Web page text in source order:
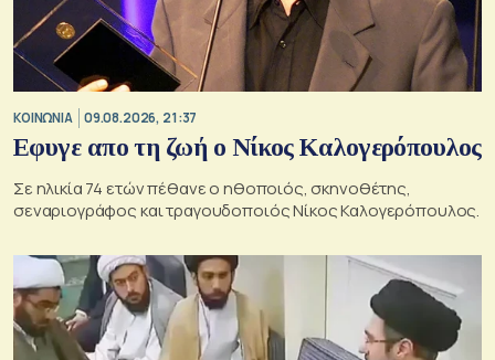
ΚΟΙΝΩΝΙΑ 09.08.2026, 21:37
Εφυγε απο τη ζωή ο Νίκος Καλογερόπουλος
Σε ηλικία 74 ετών πέθανε ο ηθοποιός, σκηνοθέτης,
σεναριογράφος και τραγουδοποιός Νίκος Καλογερόπουλος.